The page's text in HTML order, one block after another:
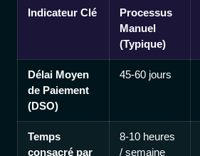
Indicateur Clé
Processus
Manuel
(Typique)
Délai Moyen
de Paiement
(DSO)
45-60 jours
Temps
consacré par
8-10 heures
/ semaine